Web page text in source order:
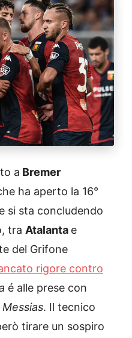
a Bremer
ha aperto la 16°
si sta concludendo
tra Atalanta e
del Grifone
rigore contro
é alle prese con
Messias. Il tecnico
tirare un sospiro